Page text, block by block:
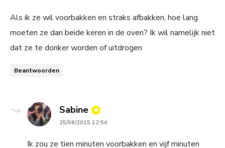
Als ik ze wil voorbakken en straks afbakken, hoe lang
moeten ze dan beide keren in de oven? Ik wil namelijk niet
dat ze te donker worden of uitdrogen
Beantwoorden
Sabine says:
25/06/2015 12:54
Ik zou ze tien minuten voorbakken en vijf minuten